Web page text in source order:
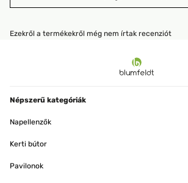
Ezekről a termékekről még nem írtak recenziót
Népszerű kategóriák
Napellenzők
Kerti bútor
Pavilonok